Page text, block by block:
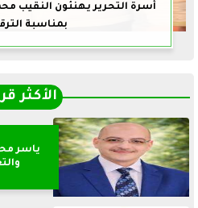
أسرة التحرير يهنئون النقيب
بمناسبة
الأكثر
ياسر